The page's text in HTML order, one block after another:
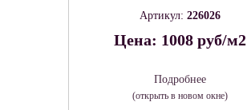
Артикул: 226026
Цена: 1008 руб/м2
Подробнее
(открыть в новом окне)